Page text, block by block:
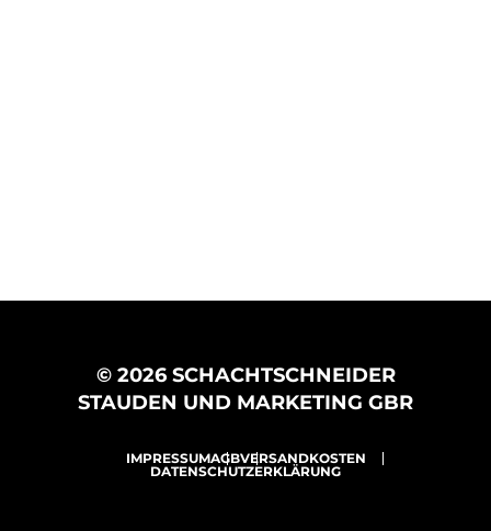
© 2026 SCHACHTSCHNEIDER
STAUDEN UND MARKETING GBR
IMPRESSUMAGBVERSANDKOSTEN
DATENSCHUTZERKLÄRUNG